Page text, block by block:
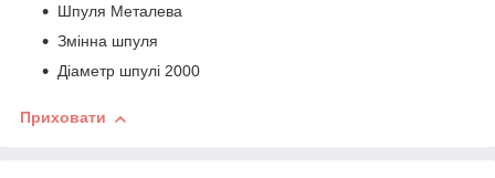
Шпуля Металева
Змінна шпуля
Діаметр шпулі 2000
Приховати